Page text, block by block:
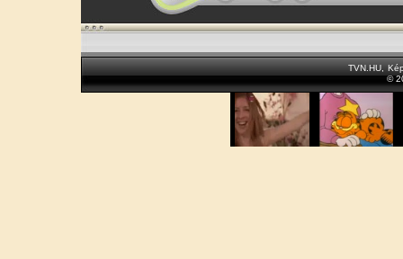
TVN.HU
©